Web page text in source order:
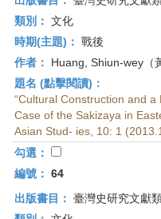
類別： 文化
時期(主題)： 戰後
作者：
Huang, Shiun-wey（
題名 (點擊閱讀)：
“Cultural Construction and
Case of the Sakizaya in
Asian Stud- ies, 10: 1
勾選：
編號： 64
出版書目： 臺灣史研究文獻